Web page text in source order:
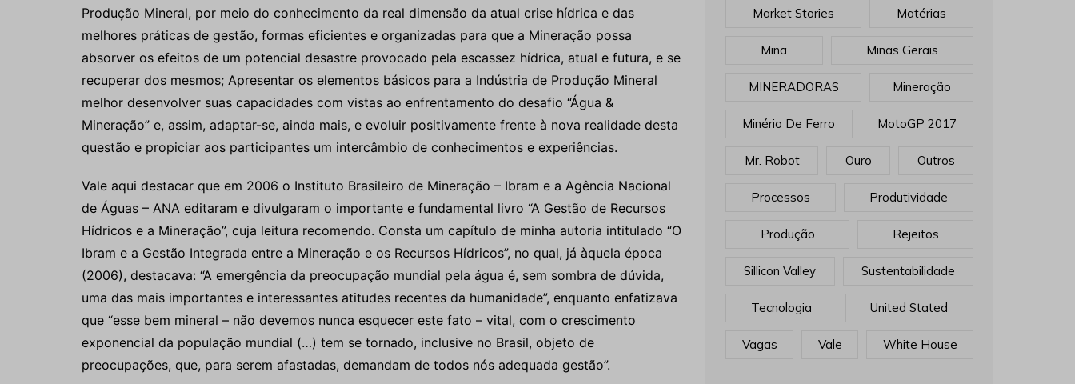
Produção Mineral, por meio do conhecimento da real dimensão da atual crise hídrica e das
melhores práticas de gestão, formas eficientes e organizadas para que a Mineração possa
absorver os efeitos de um potencial desastre provocado pela escassez hídrica, atual e futura, e se
recuperar dos mesmos; Apresentar os elementos básicos para a Indústria de Produção Mineral
melhor desenvolver suas capacidades com vistas ao enfrentamento do desafio “Água &
Mineração” e, assim, adaptar-se, ainda mais, e evoluir positivamente frente à nova realidade desta
questão e propiciar aos participantes um intercâmbio de conhecimentos e experiências.
Vale aqui destacar que em 2006 o Instituto Brasileiro de Mineração – Ibram e a Agência Nacional
de Águas – ANA editaram e divulgaram o importante e fundamental livro “A Gestão de Recursos
Hídricos e a Mineração”, cuja leitura recomendo. Consta um capítulo de minha autoria intitulado “O
Ibram e a Gestão Integrada entre a Mineração e os Recursos Hídricos”, no qual, já àquela época
(2006), destacava: “A emergência da preocupação mundial pela água é, sem sombra de dúvida,
uma das mais importantes e interessantes atitudes recentes da humanidade”, enquanto enfatizava
que “esse bem mineral – não devemos nunca esquecer este fato – vital, com o crescimento
exponencial da população mundial (…) tem se tornado, inclusive no Brasil, objeto de
preocupações, que, para serem afastadas, demandam de todos nós adequada gestão”.
Market Stories Matérias
Mina Minas Gerais
MINERADORAS Mineração
Minério De Ferro MotoGP 2017
Mr. Robot Ouro Outros
Processos Produtividade
Produção Rejeitos
Sillicon Valley Sustentabilidade
Tecnologia United Stated
Vagas Vale White House